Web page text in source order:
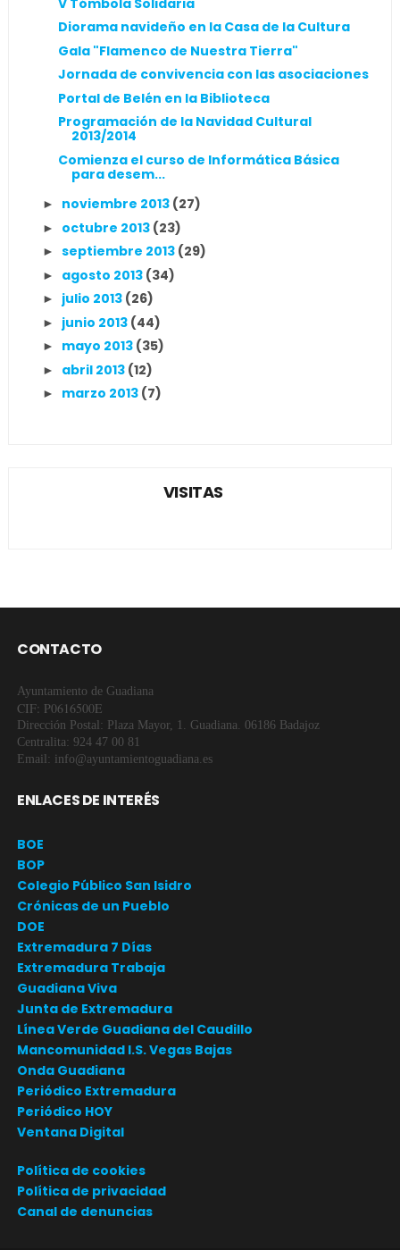
Diorama navideño en la Casa de la Cultura
Gala "Flamenco de Nuestra Tierra"
Jornada de convivencia con las asociaciones
Portal de Belén en la Biblioteca
Programación de la Navidad Cultural
2013/2014
Comienza el curso de Informática Básica
para desem...
► noviembre 2013 (27)
► octubre 2013 (23)
► septiembre 2013 (29)
► agosto 2013 (34)
► julio 2013 (26)
► junio 2013 (44)
► mayo 2013 (35)
► abril 2013 (12)
► marzo 2013 (7)
VISITAS
CONTACTO
Ayuntamiento de Guadiana
CIF: P0616500E
Dirección Postal: Plaza Mayor, 1. Guadiana. 06186 Badajoz
Centralita: 924 47 00 81
Email: info@ayuntamientoguadiana.es
ENLACES DE INTERÉS
BOE
BOP
Colegio Público San Isidro
Crónicas de un Pueblo
DOE
Extremadura 7 Días
Extremadura Trabaja
Guadiana Viva
Junta de Extremadura
Línea Verde Guadiana del Caudillo
Mancomunidad I.S. Vegas Bajas
Onda Guadiana
Periódico Extremadura
Periódico HOY
Ventana Digital
Política de cookies
Política de privacidad
Canal de denuncias